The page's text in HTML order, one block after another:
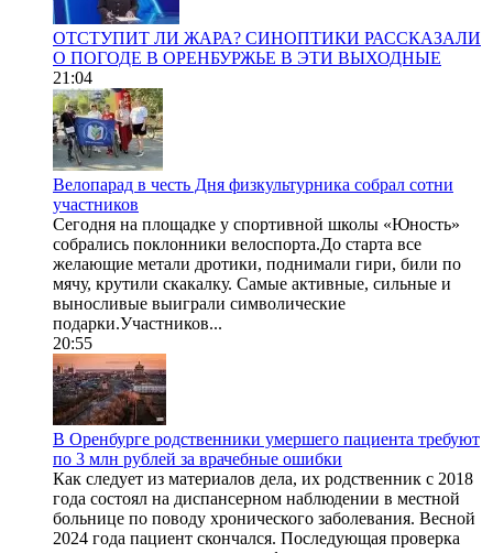
ОТСТУПИТ ЛИ ЖАРА? СИНОПТИКИ РАССКАЗАЛИ
О ПОГОДЕ В ОРЕНБУРЖЬЕ В ЭТИ ВЫХОДНЫЕ
21:04
Велопарад в честь Дня физкультурника собрал сотни
участников
Сегодня на площадке у спортивной школы «Юность»
собрались поклонники велоспорта.До старта все
желающие метали дротики, поднимали гири, били по
мячу, крутили скакалку. Самые активные, сильные и
выносливые выиграли символические
подарки.Участников...
20:55
В Оренбурге родственники умершего пациента требуют
по 3 млн рублей за врачебные ошибки
Как следует из материалов дела, их родственник с 2018
года состоял на диспансерном наблюдении в местной
больнице по поводу хронического заболевания. Весной
2024 года пациент скончался. Последующая проверка